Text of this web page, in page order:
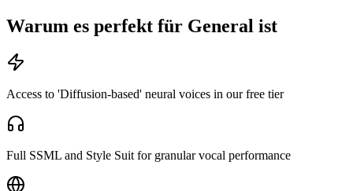
Warum es perfekt für General ist
Access to 'Diffusion-based' neural voices in our free tier
Full SSML and Style Suit for granular vocal performance